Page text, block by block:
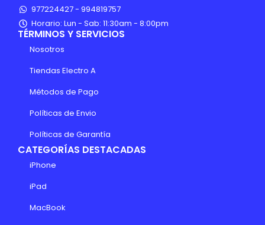
977224427 - 994819757
Horario: Lun - Sab: 11:30am - 8:00pm
TÉRMINOS Y SERVICIOS
Nosotros
Tiendas Electro A
Métodos de Pago
Políticas de Envio
Políticas de Garantía
CATEGORÍAS DESTACADAS
iPhone
iPad
MacBook